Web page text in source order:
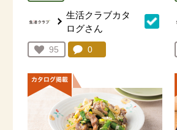
生活クラブカタ
ログさん
お気に入り登録：
95
人が登録
コメント：
0